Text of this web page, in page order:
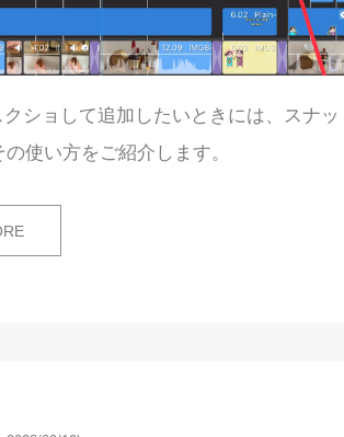
ショして追加したいときには、スナッ
使い方をご紹介します。